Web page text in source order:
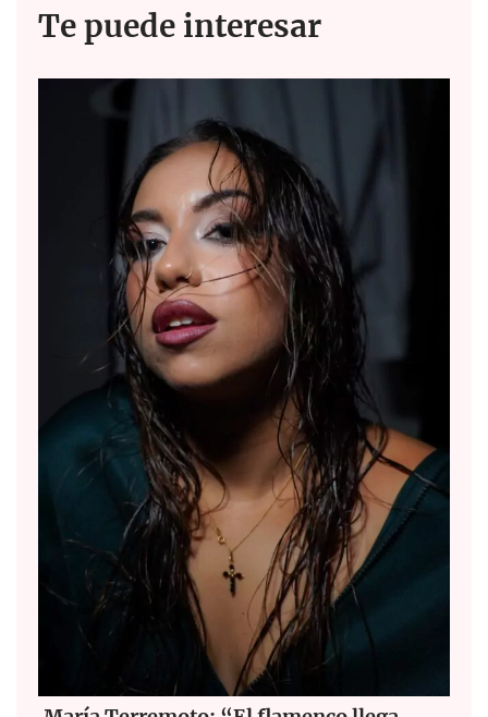
Te puede interesar